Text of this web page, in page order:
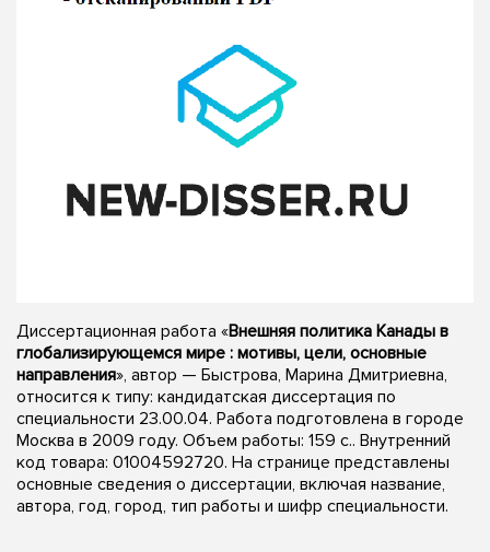
Диссертационная работа «Внешняя политика Канады в
глобализирующемся мире : мотивы, цели, основные
направления», автор — Быстрова, Марина Дмитриевна,
относится к типу: кандидатская диссертация по
специальности 23.00.04. Работа подготовлена в городе
Москва в 2009 году. Объем работы: 159 с.. Внутренний
код товара: 01004592720. На странице представлены
основные сведения о диссертации, включая название,
автора, год, город, тип работы и шифр специальности.